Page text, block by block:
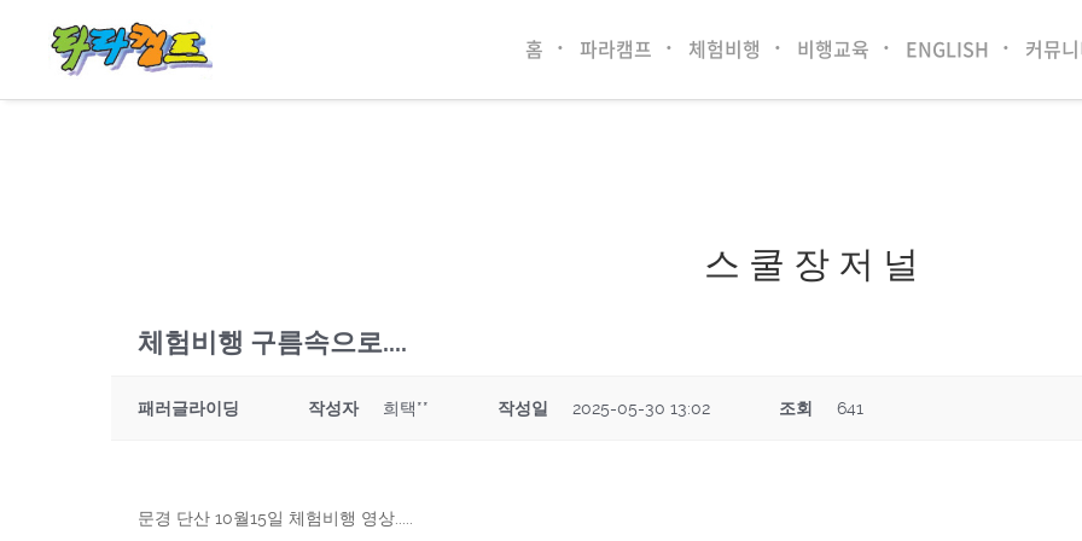
홈 파라캠프 체험비행 비행교육 ENGLISH 커뮤
스 쿨 장 저 널
체험비행 구름속으로....
패러글라이딩 작성자 희택** 작성일 2025-05-30 13:02 조회 641
문경 단산 10월15일 체험비행 영상.....